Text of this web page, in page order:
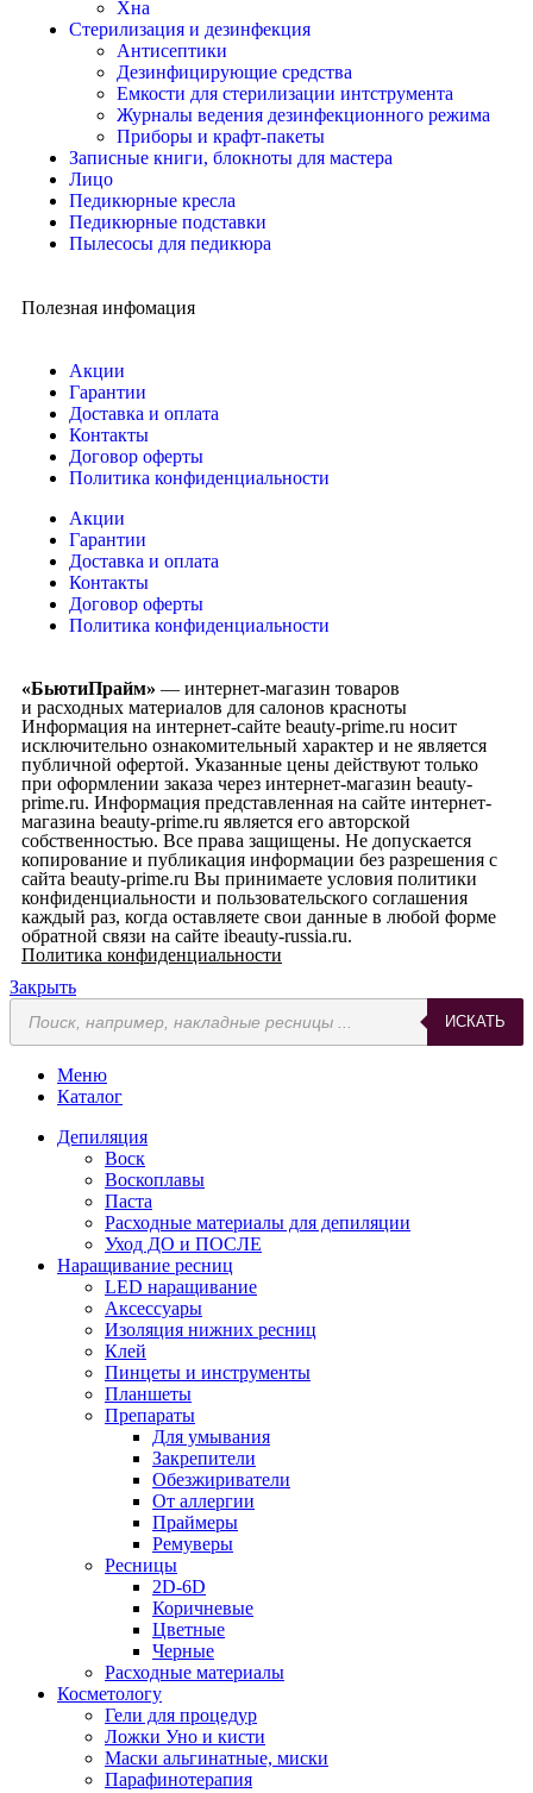
Хна
Стерилизация и дезинфекция
Антисептики
Дезинфицирующие средства
Емкости для стерилизации интструмента
Журналы ведения дезинфекционного режима
Приборы и крафт-пакеты
Записные книги, блокноты для мастера
Лицо
Педикюрные кресла
Педикюрные подставки
Пылесосы для педикюра
Полезная инфомация
Акции
Гарантии
Доставка и оплата
Контакты
Договор оферты
Политика конфиденциальности
Акции
Гарантии
Доставка и оплата
Контакты
Договор оферты
Политика конфиденциальности
«БьютиПрайм» — интернет-магазин товаров
и расходных материалов для салонов красноты
Информация на интернет-сайте beauty-prime.ru носит
исключительно ознакомительный характер и не является
публичной офертой. Указанные цены действуют только
при оформлении заказа через интернет-магазин beauty-
prime.ru. Информация представленная на сайте интернет-
магазина beauty-prime.ru является его авторской
собственностью. Все права защищены. Не допускается
копирование и публикация информации без разрешения с
сайта beauty-prime.ru Вы принимаете условия политики
конфиденциальности и пользовательского соглашения
каждый раз, когда оставляете свои данные в любой форме
обратной связи на сайте ibeauty-russia.ru.
Политика конфиденциальности
Закрыть
ИСКАТЬ
Меню
Каталог
Депиляция
Воск
Воскоплавы
Паста
Расходные материалы для депиляции
Уход ДО и ПОСЛЕ
Наращивание ресниц
LED наращивание
Аксессуары
Изоляция нижних ресниц
Клей
Пинцеты и инструменты
Планшеты
Препараты
Для умывания
Закрепители
Обезжириватели
От аллергии
Праймеры
Ремуверы
Ресницы
2D-6D
Коричневые
Цветные
Черные
Расходные материалы
Косметологу
Гели для процедур
Ложки Уно и кисти
Маски альгинатные, миски
Парафинотерапия